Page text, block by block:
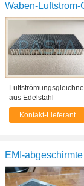
Waben-Luftstrom-
aus Edelstahl
Kontakt-Lieferant
EMI-